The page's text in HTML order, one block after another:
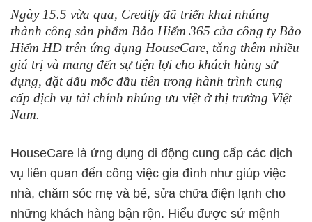
Ngày 15.5 vừa qua, Credify đã triển khai nhúng
thành công sản phẩm Bảo Hiểm 365 của công ty Bảo
Hiểm HD trên ứng dụng HouseCare, tăng thêm nhiều
giá trị và mang đến sự tiện lợi cho khách hàng sử
dụng, đặt dấu mốc đầu tiên trong hành trình cung
cấp dịch vụ tài chính nhúng ưu việt ở thị trường Việt
Nam.
HouseCare là ứng dụng di động cung cấp các dịch
vụ liên quan đến công việc gia đình như giúp việc
nhà, chăm sóc mẹ và bé, sửa chữa điện lạnh cho
những khách hàng bận rộn. Hiểu được sứ mệnh